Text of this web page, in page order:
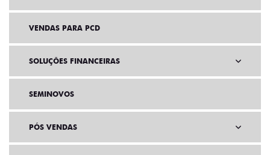
VENDAS PARA PCD
SOLUÇÕES FINANCEIRAS
SEMINOVOS
PÓS VENDAS